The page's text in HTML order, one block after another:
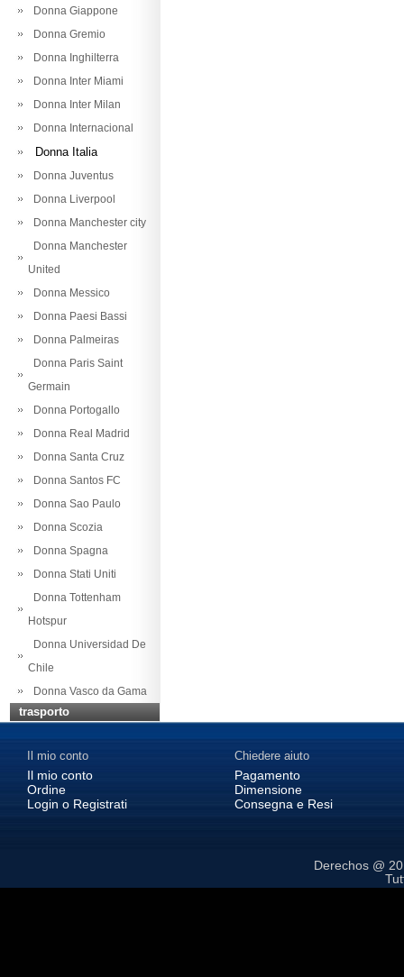
Donna Giappone
Donna Gremio
Donna Inghilterra
Donna Inter Miami
Donna Inter Milan
Donna Internacional
Donna Italia
Donna Juventus
Donna Liverpool
Donna Manchester city
Donna Manchester
United
Donna Messico
Donna Paesi Bassi
Donna Palmeiras
Donna Paris Saint
Germain
Donna Portogallo
Donna Real Madrid
Donna Santa Cruz
Donna Santos FC
Donna Sao Paulo
Donna Scozia
Donna Spagna
Donna Stati Uniti
Donna Tottenham
Hotspur
Donna Universidad De
Chile
Donna Vasco da Gama
trasporto
Il mio conto
Il mio conto
Ordine
Login o Registrati
Chiedere aiuto
Pagamento
Dimensione
Consegna e Resi
Derechos @